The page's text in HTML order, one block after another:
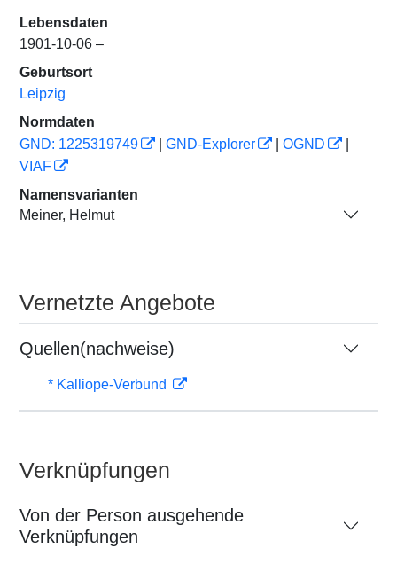
Lebensdaten
1901-10-06 –
Geburtsort
Leipzig
Normdaten
GND: 1225319749
GND-Explorer OGND
VIAF
Namensvarianten
Meiner, Helmut
Vernetzte Angebote
Quellen(nachweise)
* Kalliope-Verbund
Verknüpfungen
Von der Person ausgehende
Verknüpfungen